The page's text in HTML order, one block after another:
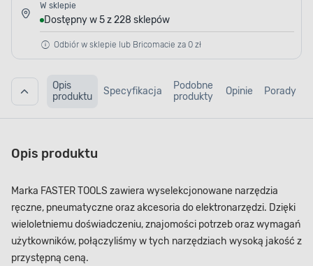
W sklepie
Dostępny w 5 z 228 sklepów
Odbiór w sklepie lub Bricomacie za 0 zł
Opis
produktu
Specyfikacja
Podobne
produkty
Opinie Porady
Opis produktu
Marka FASTER TOOLS zawiera wyselekcjonowane narzędzia
ręczne, pneumatyczne oraz akcesoria do elektronarzędzi. Dzięki
wieloletniemu doświadczeniu, znajomości potrzeb oraz wymagań
użytkowników, połączyliśmy w tych narzędziach wysoką jakość z
przystępną ceną.